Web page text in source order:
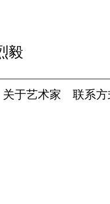
毅
关于艺术家 联系方